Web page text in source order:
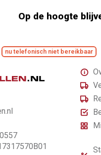
Op de hoogte
nu telefonisch niet bereikbaar